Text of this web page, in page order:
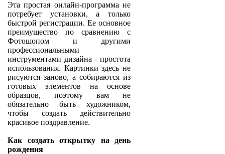
Эта простая онлайн-программа не
потребует установки, а только
быстрой регистрации. Ее основное
преимущество по сравнению с
Фотошопом и другими
профессиональными
инструментами дизайна - простота
использования. Картинки здесь не
рисуются заново, а собираются из
готовых элементов на основе
образцов, поэтому вам не
обязательно быть художником,
чтобы создать действительно
красивое поздравление.
Как создать открытку на день
рождения